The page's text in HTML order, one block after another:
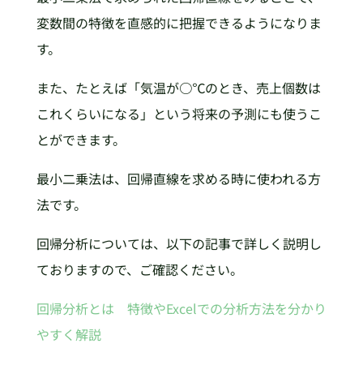
変数間の特徴を直感的に把握できるようになりま
す。
また、たとえば「気温が○℃のとき、売上個数は
これくらいになる」という将来の予測にも使うこ
とができます。
最小二乗法は、回帰直線を求める時に使われる方
法です。
回帰分析については、以下の記事で詳しく説明し
ておりますので、ご確認ください。
回帰分析とは 特徴やExcelでの分析方法を分かり
やすく解説